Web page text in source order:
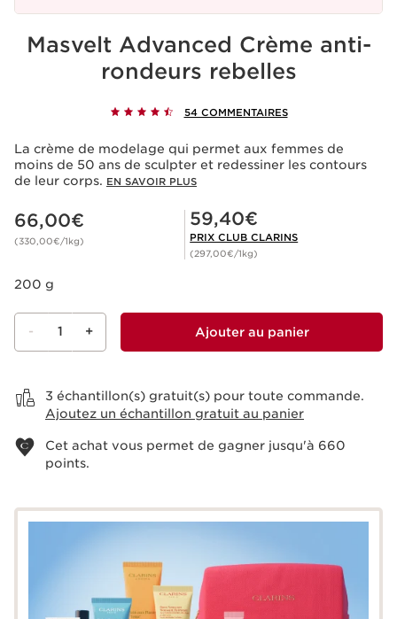
Masvelt Advanced Crème anti-
rondeurs rebelles
54 COMMENTAIRES
La crème de modelage qui permet aux femmes de
moins de 50 ans de sculpter et redessiner les contours
de leur corps. EN SAVOIR PLUS
Nouveau prix 66,00€
66,00€
(330,00€/1kg)
Prix Club Clarins 59,40€
59,40€
PRIX CLUB CLARINS
(297,00€/1kg)
200 g
- 1 + Ajouter au panier
3 échantillon(s) gratuit(s) pour toute commande.
Ajoutez un échantillon gratuit au panier
Cet achat vous permet de gagner jusqu'à 660
points.